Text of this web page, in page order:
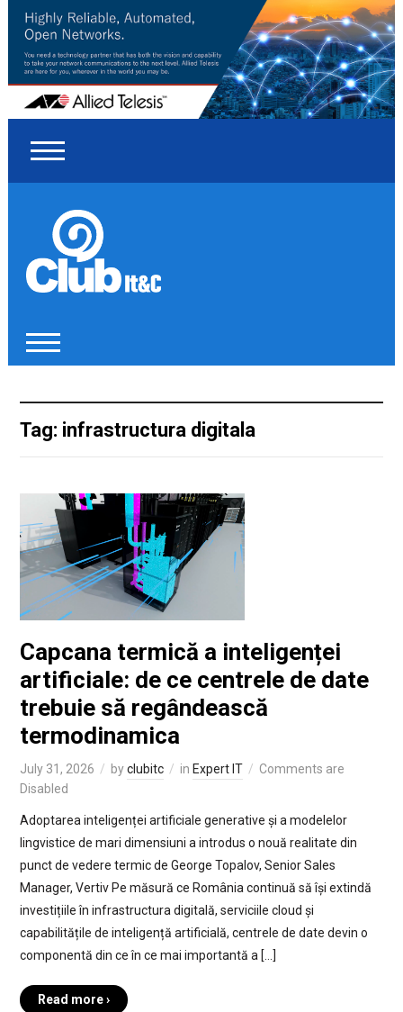
Tag: infrastructura digitala
Capcana termică a inteligenței
artificiale: de ce centrele de date
trebuie să regândească
termodinamica
July 31, 2026 byclubitc in Expert IT
Comments are
Disabled
Adoptarea inteligenței artificiale generative și a modelelor
lingvistice de mari dimensiuni a introdus o nouă realitate din
punct de vedere termic de George Topalov, Senior Sales
Manager, Vertiv Pe măsură ce România continuă să își extindă
investițiile în infrastructura digitală, serviciile cloud și
capabilitățile de inteligență artificială, centrele de date devin o
componentă din ce în ce mai importantă a […]
Read more ›